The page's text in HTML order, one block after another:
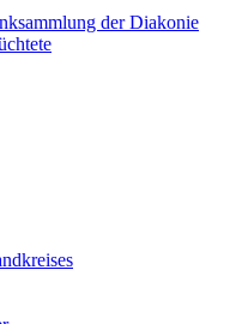
der Diakonie